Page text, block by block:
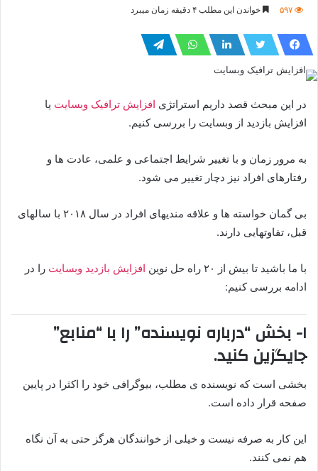
۵۹۷ خواندن این مطلب ۴ دقیقه زمان میبرد
در این مبحث قصد داریم استراتژی افزایش ترافیک وبسایت یا
افزایش بازدید از وبسایت را بررسی کنیم.
به مرور زمان و با تغییر شرایط اجتماعی و علمی، عادت ها و
رفتارهای افراد نیز دچار تغییر می شود.
بی گمان خواسته ها و علاقه مندیهای افراد در سال ۲۰۱۸ با سالهای
قبل، تفاوتهایی دارند.
با ما باشید تا بیش از ۲۰ راه حل نوین افزایش بازدید وبسایت را در
ادامه بررسی کنیم:
۱- بخش “درباره نویسنده” را با “منابع”
جایگزین کنید.
بخشی است که نویسنده ی مطلب، بیوگرافی خود را اکثرا در پایین
صفحه قرار داده است.
این کار به صرفه نیست و خیلی از خوانندگان هرگز حتی به آن نگاه
هم نمی کنند.